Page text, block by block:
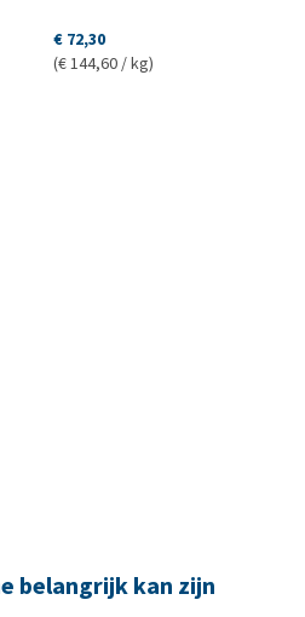
€ 72,30
(€ 144,60 / kg)
belangrijk kan zijn